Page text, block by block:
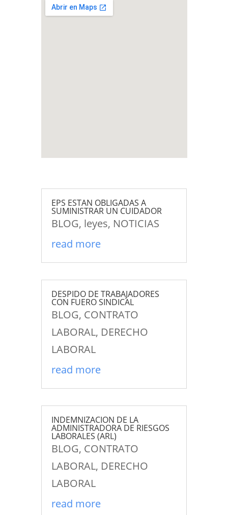
EPS ESTAN OBLIGADAS A
SUMINISTRAR UN CUIDADOR
BLOG, leyes, NOTICIAS
read more
DESPIDO DE TRABAJADORES
CON FUERO SINDICAL
BLOG, CONTRATO
LABORAL, DERECHO
LABORAL
read more
INDEMNIZACION DE LA
ADMINISTRADORA DE RIESGOS
LABORALES (ARL)
BLOG, CONTRATO
LABORAL, DERECHO
LABORAL
read more